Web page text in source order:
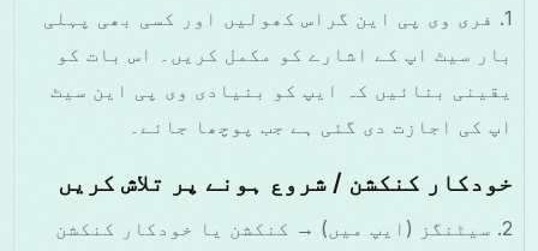
1. فری وی پی این گراس کھولیں اور کسی بھی پہلی
بار سیٹ اپ کے اشارے کو مکمل کریں۔ اس بات کو
یقینی بنائیں کہ ایپ کو بنیادی وی پی این سیٹ
اپ کی اجازت دی گئی ہے جب پوچھا جائے۔
خودکار کنکشن / شروع ہونے پر تلاش کریں
2. سیٹنگز (ایپ میں) → کنکشن یا خودکار کنکشن